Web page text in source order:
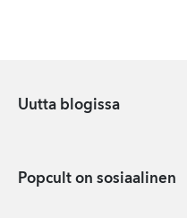
Uutta blogissa
Popcult on sosiaalinen